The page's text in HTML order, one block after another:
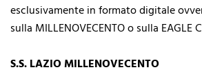
esclusivamente in formato digitale
sulla MILLENOVECENTO o sulla EAGLE
S.S. LAZIO MILLENOVECENTO